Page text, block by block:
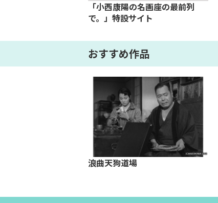
「小西康陽の名画座の最前列
で。」特設サイト
おすすめ作品
浪曲天狗道場